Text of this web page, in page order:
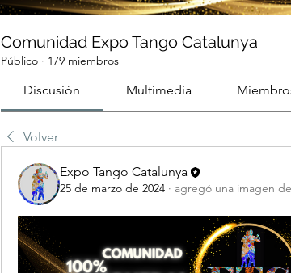
Comunidad Expo Tango Catalunya
Público · 179 miembros
Discusión Multimedia
Volver
Expo Tango Catalunya
25 de marzo de 2024 · agregó una imagen